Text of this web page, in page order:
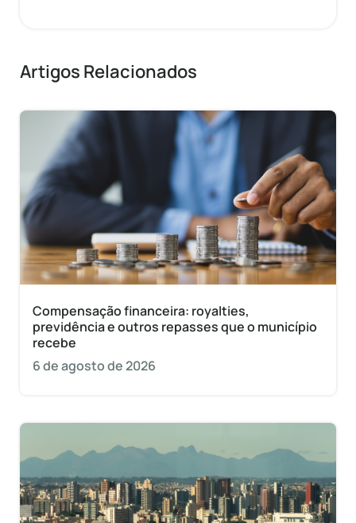
Artigos Relacionados
Compensação financeira: royalties,
previdência e outros repasses que o município
recebe
6 de agosto de 2026